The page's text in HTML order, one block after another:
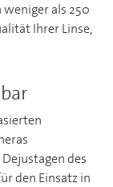
als 250
Ihrer Linse,
des
den Einsatz in